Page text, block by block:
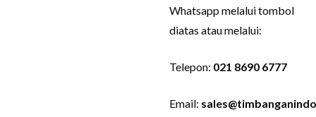
Whatsapp melalui tombol
diatas atau melalui:
Telepon: 021 8690 6777
Email: